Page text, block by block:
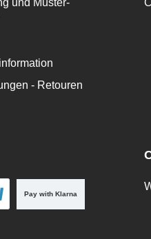
und Muster-
- Retouren
Pay with Klarna